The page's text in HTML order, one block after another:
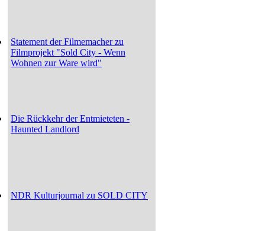
Statement der Filmemacher zu
Filmprojekt "Sold City - Wenn
Wohnen zur Ware wird"
Die Rückkehr der Entmieteten -
Haunted Landlord
NDR Kulturjournal zu SOLD CITY